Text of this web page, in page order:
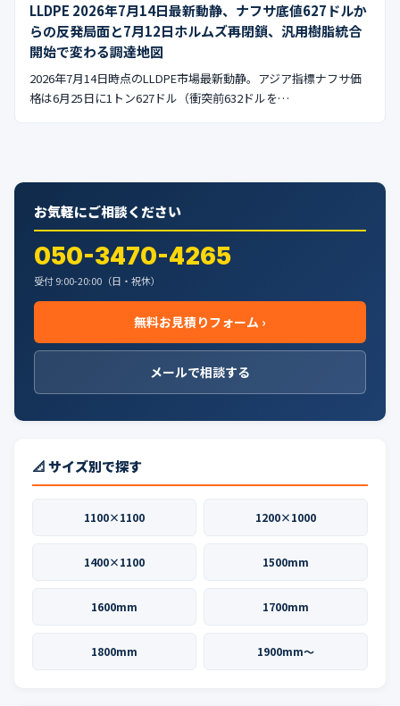
LLDPE 2026年7月14日最新動静、ナフサ底値627ドルか
らの反発局面と7月12日ホルムズ再閉鎖、汎用樹脂統合
開始で変わる調達地図
2026年7月14日時点のLLDPE市場最新動静。アジア指標ナフサ価
格は6月25日に1トン627ドル（衝突前632ドルを…
お気軽にご相談ください
050-3470-4265
受付 9:00-20:00（日・祝休）
無料お見積りフォーム ›
メールで相談する
📐 サイズ別で探す
1100×1100 1200×1000
1400×1100 1500mm
1600mm 1700mm
1800mm 1900mm〜